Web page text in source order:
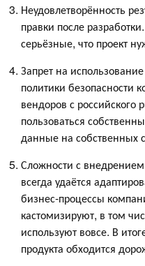
Неудовлетворённость
правки после
серьёзные, что проект
Запрет на
политики безопасности
вендоров с российского
пользоваться
данные на собственных
Сложности с
всегда удаётся
бизнес-процессы
кастомизируют, в том
используют вовсе. В
продукта обходится